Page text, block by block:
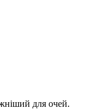
для очей.